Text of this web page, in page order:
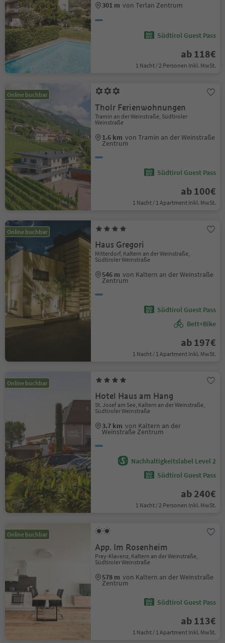
301 m von Terlan Zentrum
Südtirol Guest Pass
ab 118€
1 Nacht / 2 Personen Inkl. MwSt.
Online buchbar
Tholr Ferienwohnungen
Tramin an der Weinstraße, Südtiroler
Weinstraße
1.6 km von Tramin an der Weinstraße
Zentrum
Südtirol Guest Pass
ab 100€
1 Nacht / 1 Apartment Inkl. MwSt.
Online buchbar
Haus Gregori
Mitterdorf, Kaltern an der Weinstraße,
Südtiroler Weinstraße
546 m von Kaltern an der Weinstraße
Zentrum
Südtirol Guest Pass
Bett+Bike
ab 197€
1 Nacht / 1 Apartment Inkl. MwSt.
Online buchbar
Hotel Haus am Hang
St. Josef am See, Kaltern an der Weinstraße,
Südtiroler Weinstraße
3.7 km von Kaltern an der
Weinstraße Zentrum
Nachhaltigkeitslabel Level 2
Südtirol Guest Pass
ab 240€
1 Nacht / 2 Personen Inkl. MwSt.
Online buchbar
App. Im Rosenheim
Prey-Klavenz, Kaltern an der Weinstraße,
Südtiroler Weinstraße
578 m von Kaltern an der Weinstraße
Zentrum
Südtirol Guest Pass
ab 113€
1 Nacht / 1 Apartment Inkl. MwSt.